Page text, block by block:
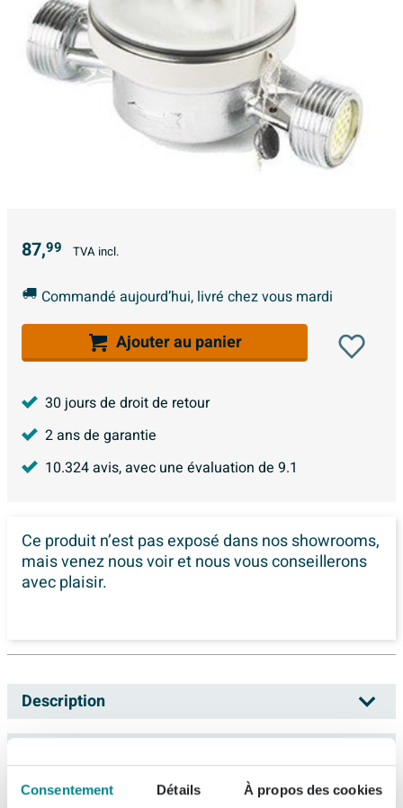
Consentement Détails À propos des cookies
87,99 TVA incl.
Commandé aujourd’hui, livré chez vous mardi
Ajouter au panier
30 jours de droit de retour
2 ans de garantie
10.324avis, avec une évaluation de 9.1
Ce produit n’est pas exposé dansnos showrooms,
mais venez nous voir et nous vous conseillerons
avec plaisir.
Description
diameter behuizing DN 20, nom. diameter alle
aansluitingen 1" (25), uitwendige buisdiameter alle
Numéro d'article
8915104
Informations de commande et de livraison